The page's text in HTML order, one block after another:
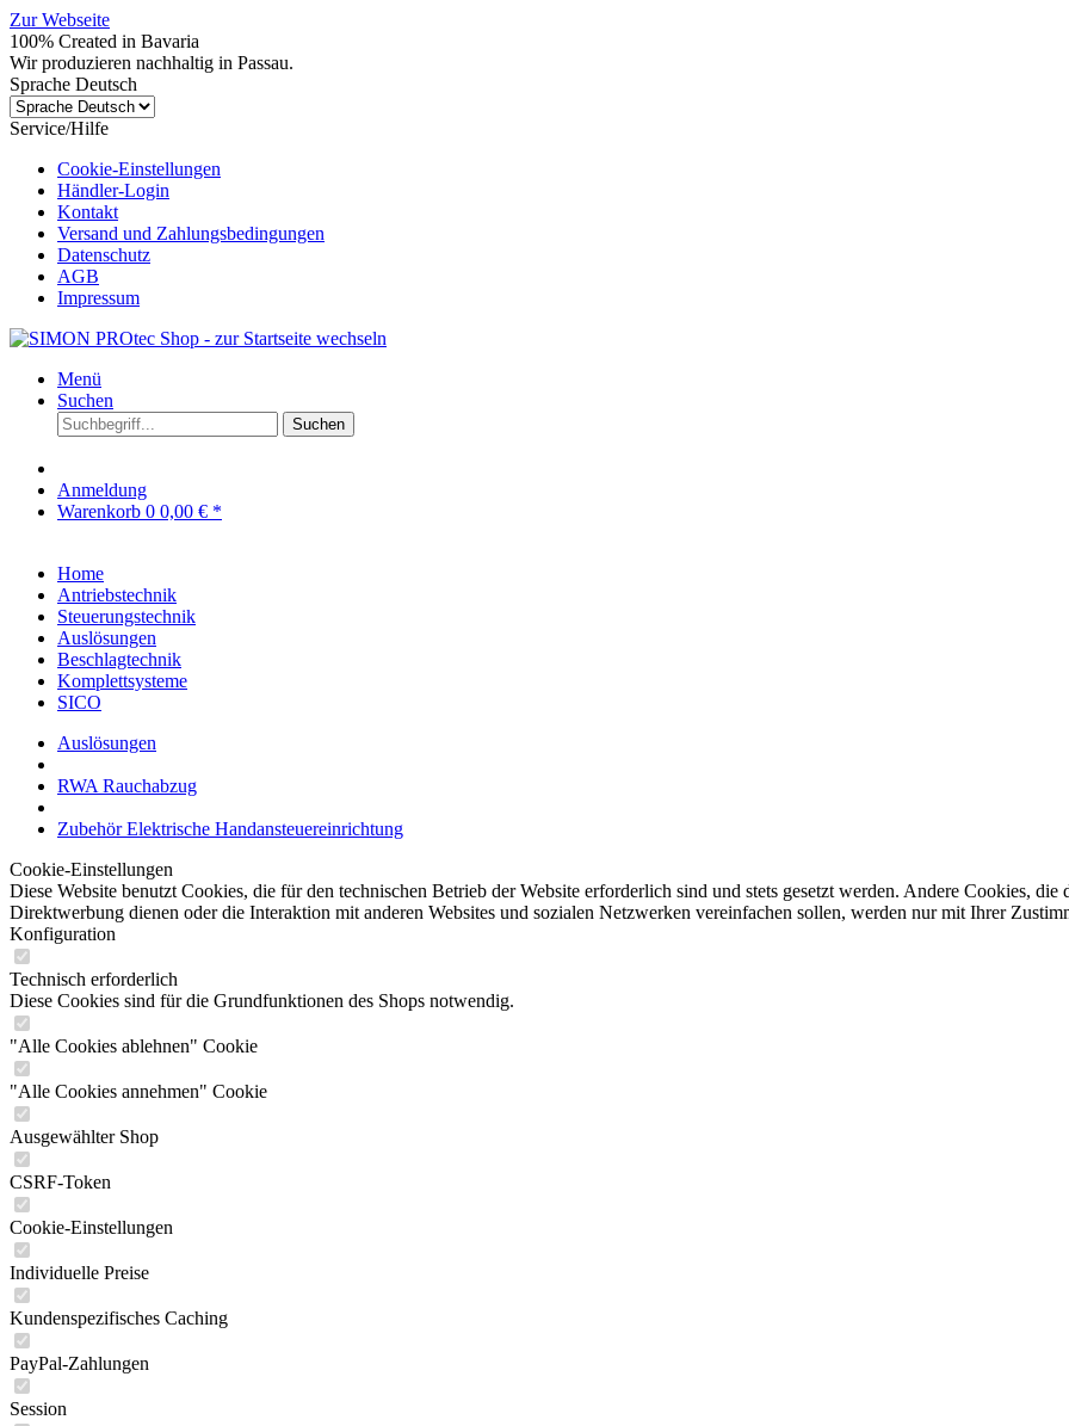
Zur Webseite
100% Created in Bavaria
Wir produzieren nachhaltig in Passau.
Sprache Deutsch
Service/Hilfe
Cookie-Einstellungen
Händler-Login
Kontakt
Versand und Zahlungsbedingungen
Datenschutz
AGB
Impressum
Menü
Suchen
Suchen
Anmeldung
Warenkorb 0 0,00 € *
Home
Antriebstechnik
Steuerungstechnik
Auslösungen
Beschlagtechnik
Komplettsysteme
SICO
Auslösungen
RWA Rauchabzug
Zubehör Elektrische Handansteuereinrichtung
Cookie-Einstellungen
Diese Website benutzt Cookies, die für den technischen Betrieb der Website erforderlich sind und stets gesetzt werden. Andere Cookies,
Direktwerbung dienen oder die Interaktion mit anderen Websites und sozialen Netzwerken vereinfachen sollen, werden nur mit Ihrer
Konfiguration
Technisch erforderlich
Diese Cookies sind für die Grundfunktionen des Shops notwendig.
"Alle Cookies ablehnen" Cookie
"Alle Cookies annehmen" Cookie
Ausgewählter Shop
CSRF-Token
Cookie-Einstellungen
Individuelle Preise
Kundenspezifisches Caching
PayPal-Zahlungen
Session